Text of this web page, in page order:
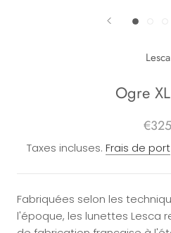
Lesca
Ogre
€325
Taxes incluses. Frais de port
Fabriquées selon les
l'époque, les lunettes Lesca